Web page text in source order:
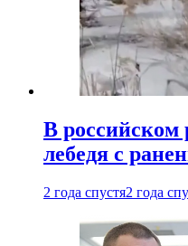
В российском
лебедя с
2 года спустя2 года